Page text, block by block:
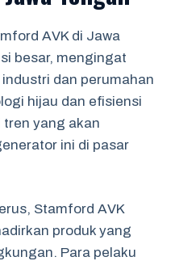
AVK di Jawa
besar, mengingat
dan perumahan
hijau dan efisiensi
yang akan
ini di pasar
Stamford AVK
produk yang
Para pelaku